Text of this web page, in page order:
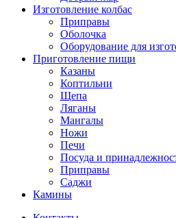
Изготовление колбас
Приправы
Оболочка
Оборудование для
Приготовление пищи
Казаны
Коптильни
Щепа
Ляганы
Мангалы
Ножи
Печи
Посуда и
Приправы
Саджи
Камины